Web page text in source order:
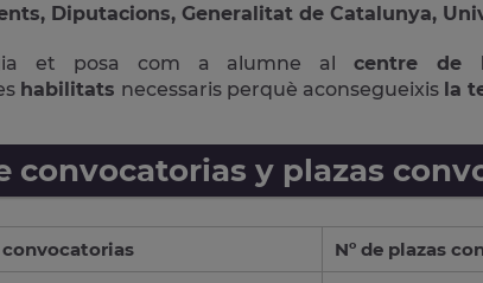
Diputacions, Generalitat de Catalunya,
et posa com a alumne alcentre de
habilitats necessaris perquè aconsegueixis la
convocatorias y plazas
convocatorias
Nº de plazas